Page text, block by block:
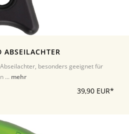
besonders geeignet für
... mehr
39,90 EUR*